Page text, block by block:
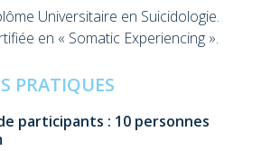
Universitaire en Suicidologie.
en « Somatic Experiencing ».
PRATIQUES
participants : 10 personnes